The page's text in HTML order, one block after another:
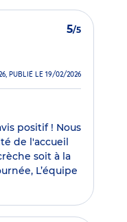
5/5
PUBLIÉ LE 19/02/2026
positif ! Nous
de l'accueil
soit à la
L’équipe